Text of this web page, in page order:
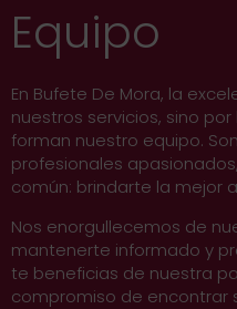
Equipo
En Bufete De Mora, la
nuestros servicios, sino
forman nuestro equipo.
profesionales
común: brindarte la mejor
Nos enorgullecemos de
mantenerte informado y
te beneficias de nuestra
compromiso de encontrar